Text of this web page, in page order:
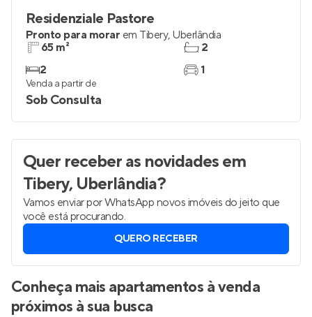
Residenziale Pastore
Pronto para morar em Tibery, Uberlândia
65 m²
2
2
1
Venda a partir de
Sob Consulta
Quer receber as novidadesem
Tibery, Uberlândia?
Vamos enviar por WhatsApp novos imóveis do jeito que
você está procurando.
QUERO RECEBER
Conheça mais apartamentos à venda
próximos à sua busca